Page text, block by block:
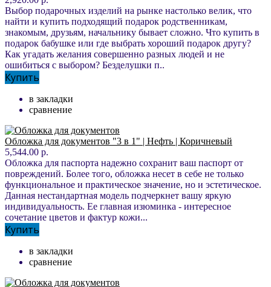
Выбор подарочных изделий на рынке настолько велик, что
найти и купить подходящий подарок родственникам,
знакомым, друзьям, начальнику бывает сложно. Что купить в
подарок бабушке или где выбрать хороший подарок другу?
Как угадать желания совершенно разных людей и не
ошибиться с выбором? Безделушки п..
Купить
в закладки
сравнение
Обложка для документов "3 в 1" | Нефть | Коричневый
5,544.00 р.
Обложка для паспорта надежно сохранит ваш паспорт от
повреждений. Более того, обложка несет в себе не только
функциональное и практическое значение, но и эстетическое.
Данная нестандартная модель подчеркнет вашу яркую
индивидуальность. Ее главная изюминка - интересное
сочетание цветов и фактур кожи...
Купить
в закладки
сравнение